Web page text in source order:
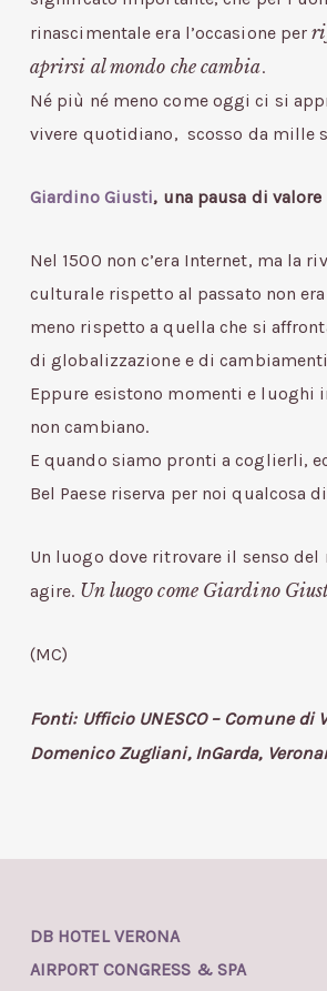
rinascimentale era l’occasione per
aprirsi al mondo che cambia.
Né più né meno come oggi ci si
vivere quotidiano, scosso da mille
Giardino Giusti, una pausa di valore
Nel 1500 non c’era Internet, ma la
culturale rispetto al passato non
meno rispetto a quella che si
di globalizzazione e di
Eppure esistono momenti e luoghi
non cambiano.
E quando siamo pronti a coglierli,
Bel Paese riserva per noi qualcosa
Un luogo dove ritrovare il senso del
agire. Un luogo come Giardino
(MC)
Fonti: Ufficio UNESCO – Comune di
Domenico Zugliani, InGarda,
DB HOTEL VERONA
AIRPORT CONGRESS & SPA